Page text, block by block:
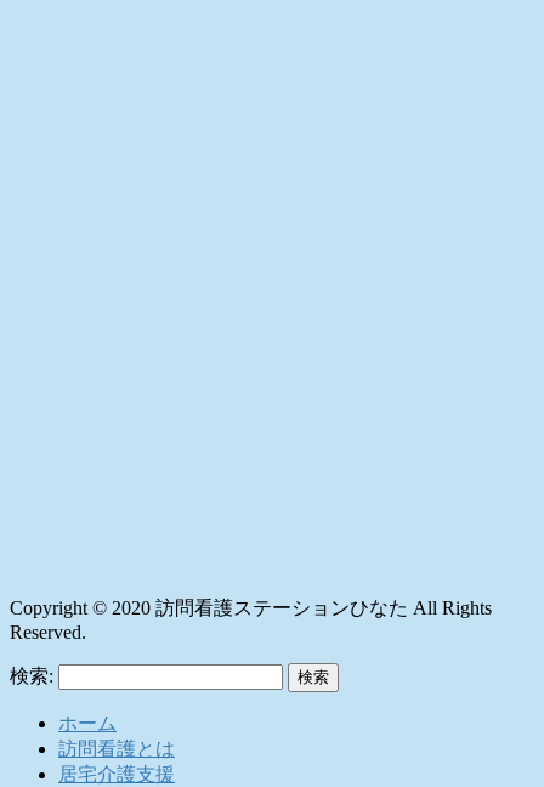
Copyright © 2020 訪問看護ステーションひなた All Rights
Reserved.
検索:
ホーム
訪問看護とは
居宅介護支援